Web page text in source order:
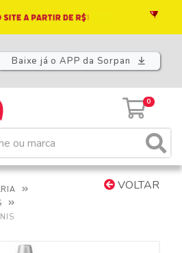
Baixe já o APP da Sorpan
0
VOLTAR